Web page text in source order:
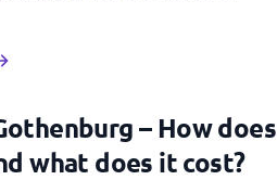
– How does
what does it cost?